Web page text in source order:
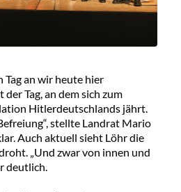
Tag an wir heute hier
Tag, an dem sich zum
Hitlerdeutschlands jährt.
stellte Landrat Mario
Auch aktuell sieht Löhr die
„Und zwar von innen und
deutlich.